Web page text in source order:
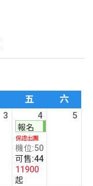
五 六
3 4
報名
保證出團
機位:50
可售:44
11900
起
5